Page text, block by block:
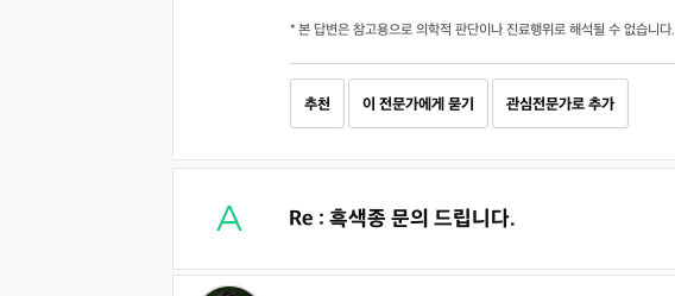
* 본 답변은 참고용으로 의학적 판단이나 진료행위로 해석될 수 없습니다.
추천 이 전문가에게 묻기 관심전문가로 추가
Re : 흑색종 문의 드립니다.